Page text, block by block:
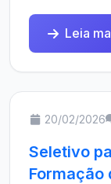
Leia
20/02/2026
Seletivo
Formação